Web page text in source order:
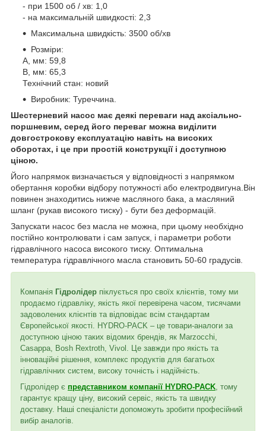
- при 1500 об / хв: 1,0
- на максимальній швидкості: 2,3
Максимальна швидкість: 3500 об/хв
Розміри:
A, мм: 59,8
B, мм: 65,3
Технічний стан: новий
Виробник: Туреччина.
Шестерневий насос має деякі переваги над аксіально-
поршневим, серед його переваг можна виділити
довгострокову експлуатацію навіть на високих
оборотах, і це при простій конструкції і доступною
ціною.
Його напрямок визначається у відповідності з напрямком
обертання коробки відбору потужності або електродвигуна.Він
повинен знаходитись нижче масляного бака, а масляний
шланг (рукав високого тиску) - бути без деформацій.
Запускати насос без масла не можна, при цьому необхідно
постійно контролювати і сам запуск, і параметри роботи
гідравлічного насоса високого тиску. Оптимальна
температура гідравлічного масла становить 50-60 градусів.
Компанія Гідролідер піклується про своїх клієнтів, тому ми
продаємо гідравліку, якість якої перевірена часом, тисячами
задоволених клієнтів та відповідає всім стандартам
Європейської якості. HYDRO-PACK – це товари-аналоги за
доступною ціною таких відомих брендів, як Marzocchi,
Casappa, Bosh Rextroth, Vivol. Це завжди про якість та
інноваційні рішення, комплекс продуктів для багатьох
гідравлічних систем, високу точність і надійність.
Гідролідер є представником компанії HYDRO-PACK , тому
гарантує кращу ціну, високий сервіс, якість та швидку
доставку. Наші спеціалісти допоможуть зробити професійний
вибір аналогів.